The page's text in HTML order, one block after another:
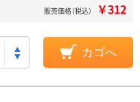
販売価格（税込） ￥312
カゴへ